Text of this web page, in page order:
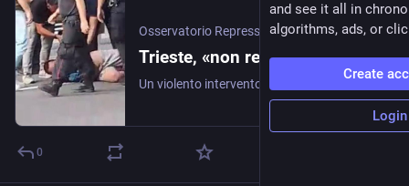
Osservatorio Repressione·7h
Trieste, «non respiro» durante un fermo di polizia
0
and see it all in
algorithms, ads, or
Create
Login